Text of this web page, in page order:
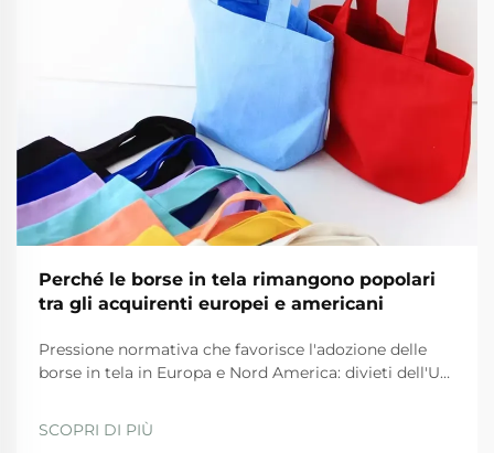
Perché le borse in tela rimangono popolari
tra gli acquirenti europei e americani
Pressione normativa che favorisce l'adozione delle
borse in tela in Europa e Nord America: divieti dell'UE
circolare. Le severe normative dell'UE stanno
spingendo fortemente le aziende verso l'uso di borse
SCOPRI DI PIÙ